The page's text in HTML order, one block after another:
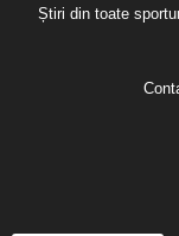
Știri din toate